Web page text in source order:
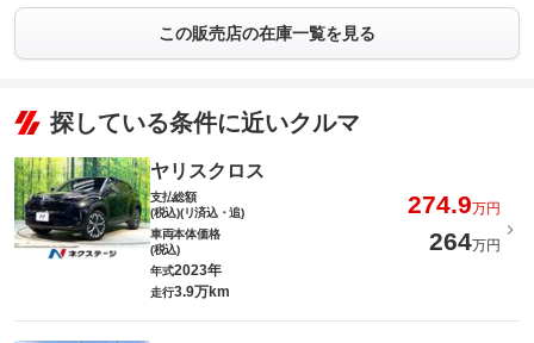
この販売店の在庫一覧を見る
探している条件に近いクルマ
ヤリスクロス
支払総額
(税込)(リ済込・追)
274.9万円
車両本体価格
(税込)
264万円
年式2023年
走行3.9万km